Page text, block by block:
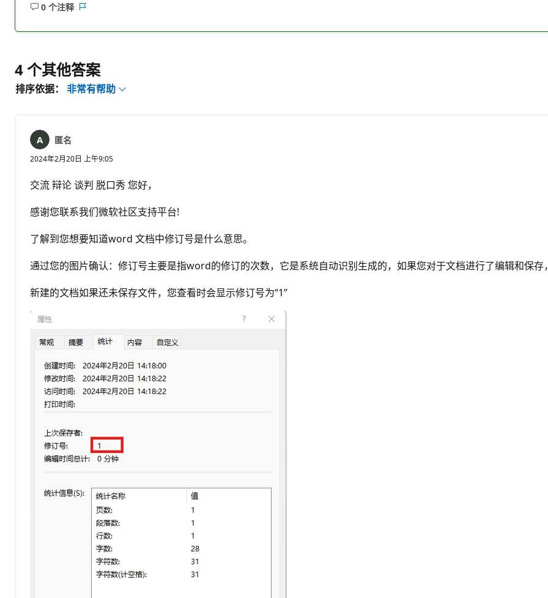
0 个注释
无
4 个其他答案
排序依据： 非常有帮助
匿名
2024年2月20日 上午9:05
交流 辩论 谈判 脱口秀 您好，
感谢您联系我们微软社区支持平台!
了解到您想要知道word 文档中修订号是什么意思。
通过您的图片确认：修订号主要是指word的修订的次数，它是系统自动识别生成的，如果您对于文档进行了编辑和保
新建的文档如果还未保存文件，您查看时会显示修订号为“1”